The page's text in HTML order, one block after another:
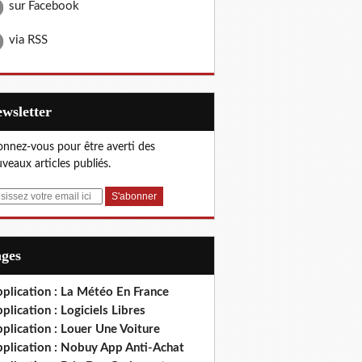
sur Facebook
via RSS
vous pour être averti des
articles publiés.
: La Météo En France
: Logiciels Libres
: Louer Une Voiture
: Nobuy App Anti-Achat